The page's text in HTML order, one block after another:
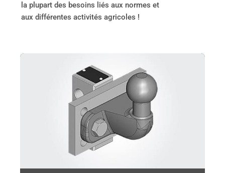
la plupart des besoins liés aux normes et
aux différentes activités agricoles !